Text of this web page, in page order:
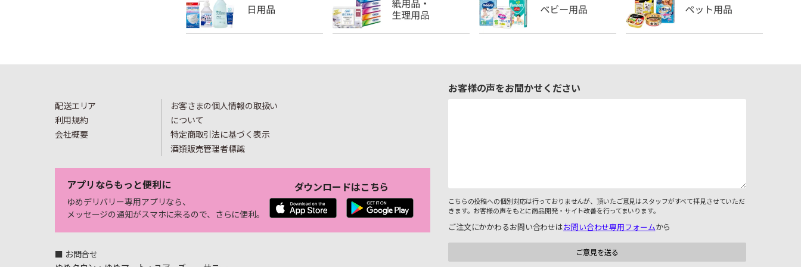
配送エリア
利用規約
会社概要
お客さまの個人情報の取扱い
について
特定商取引法に基づく表示
酒類販売管理者標識
アプリならもっと便利に
ゆめデリバリー専用アプリなら、
メッセージの通知がスマホに来るので、さらに便利。
ダウンロードはこちら
■ お問合せ
お客様の声をお聞かせください
こちらの投稿への個別対応は行っておりませんが、頂いたご意見はスタッフがすべて拝見させていただ
きます。お客様の声をもとに商品開発・サイト改善を行ってまいります。
ご注文にかかわるお問い合わせはお問い合わせ専用フォームから